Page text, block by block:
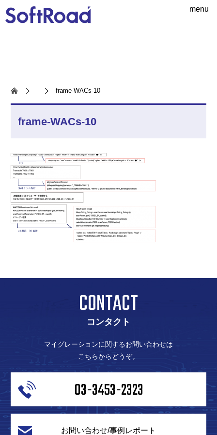
menu
frame-WACs-10
frame-WACs-10
CONTACT
コンタクト
マイグレーションに関するお問い合わせは
こちらからどうぞ。
03-3453-2323
お問い合わせ/事例レポート